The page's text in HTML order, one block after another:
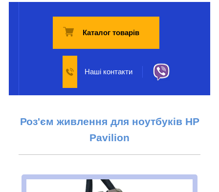
Каталог товарів
Наші контакти
Роз'єм живлення для ноутбуків HP
Pavilion